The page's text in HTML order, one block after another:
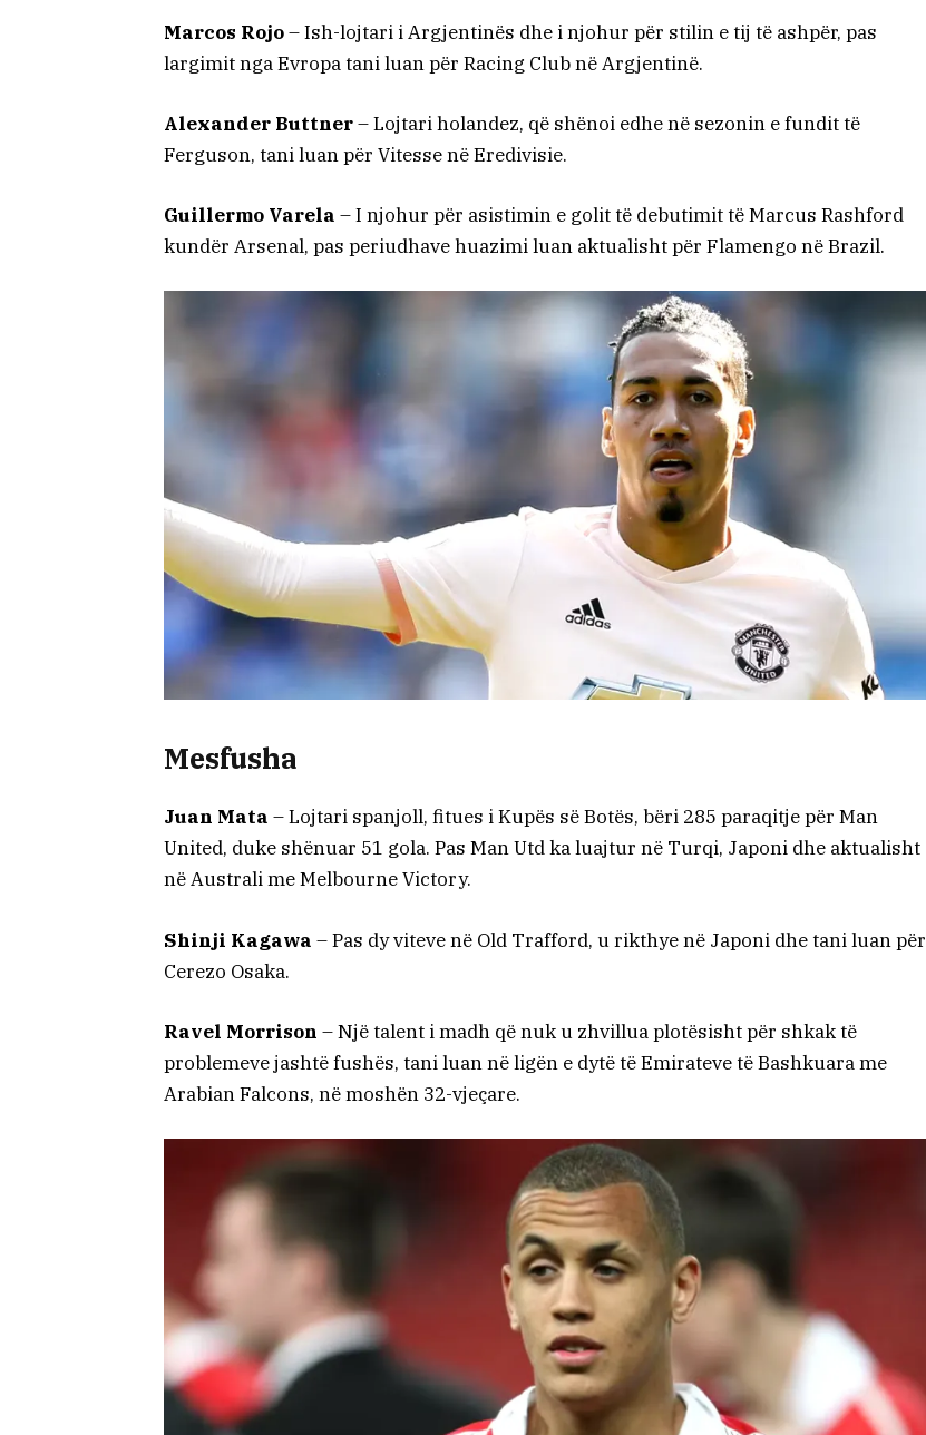
Marcos Rojo– Ish-lojtari i Argjentinës dhe i njohur për stilin e tij të ashpër, pas
largimit nga Evropa tani luan për Racing Club në Argjentinë.
Alexander Buttner– Lojtari holandez, që shënoi edhe në sezonin e fundit të
Ferguson, tani luan për Vitesse në Eredivisie.
Guillermo Varela – I njohur për asistimin e golit të debutimit të Marcus Rashford
kundër Arsenal, pas periudhave huazimi luan aktualisht për Flamengo në Brazil.
Mesfusha
Juan Mata – Lojtari spanjoll, fitues i Kupës së Botës, bëri 285 paraqitje për Man
United, duke shënuar 51 gola. Pas Man Utd ka luajtur në Turqi, Japoni dhe aktualisht
në Australi me Melbourne Victory.
Shinji Kagawa – Pas dy viteve në Old Trafford, u rikthye në Japoni dhe tani luan për
Cerezo Osaka.
Ravel Morrison – Një talent i madh që nuk u zhvillua plotësisht për shkak të
problemeve jashtë fushës, tani luan në ligën e dytë të Emirateve të Bashkuara me
Arabian Falcons, në moshën 32-vjeçare.